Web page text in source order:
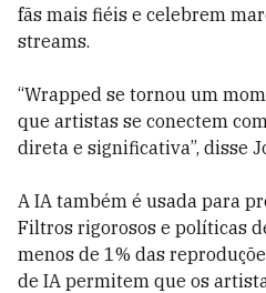
fãs mais fiéis e celebrem
streams.
“Wrapped se tornou um
que artistas se conectem
direta e significativa”, disse
A IA também é usada para
Filtros rigorosos e políticas
menos de 1% das
de IA permitem que os